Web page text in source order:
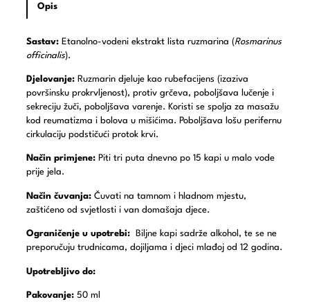
Opis
Sastav: Etanolno-vodeni ekstrakt lista ruzmarina (Rosmarinus
officinalis).
Djelovanje: Ruzmarin djeluje kao rubefacijens (izaziva
površinsku prokrvljenost), protiv grčeva, poboljšava lučenje i
sekreciju žuči, poboljšava varenje. Koristi se spolja za masažu
kod reumatizma i bolova u mišićima. Poboljšava lošu perifernu
cirkulaciju podstičući protok krvi.
Način primjene: Piti tri puta dnevno po 15 kapi u malo vode
prije jela.
Način čuvanja: Čuvati na tamnom i hladnom mjestu,
zaštićeno od svjetlosti i van domašaja djece.
Ograničenje u upotrebi:
Biljne kapi sadrže alkohol, te se ne
preporučuju trudnicama, dojiljama i djeci mlađoj od 12 godina.
Upotrebljivo do:
Pakovanje: 50 ml